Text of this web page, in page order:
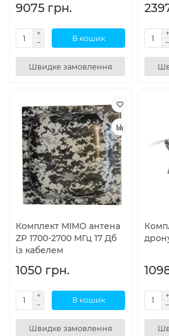
9075 грн.
В кошик
Швидке замовлення
Комплект MIMO антена
ZP 1700-2700 МГц 17 Дб
із кабелем
1050 грн.
В кошик
Швидке замовлення